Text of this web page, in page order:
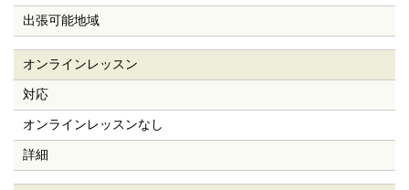
出張可能地域
オンラインレッスン
対応
オンラインレッスンなし
詳細